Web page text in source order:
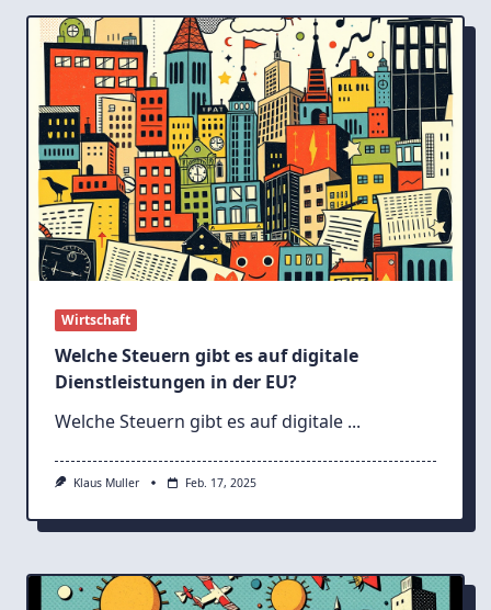
Wirtschaft
Welche Steuern gibt es auf digitale
Dienstleistungen in der EU?
Welche Steuern gibt es auf digitale ...
Klaus Muller Feb. 17, 2025